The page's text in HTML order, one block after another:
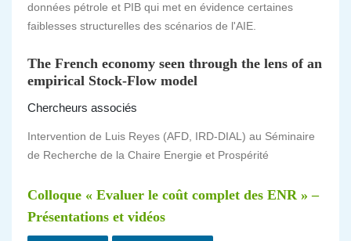
données pétrole et PIB qui met en évidence certaines
faiblesses structurelles des scénarios de l'AIE.
The French economy seen through the lens of an
empirical Stock-Flow model
Chercheurs associés
Intervention de Luis Reyes (AFD, IRD-DIAL) au Séminaire
de Recherche de la Chaire Energie et Prospérité
Colloque « Evaluer le coût complet des ENR » –
Présentations et vidéos